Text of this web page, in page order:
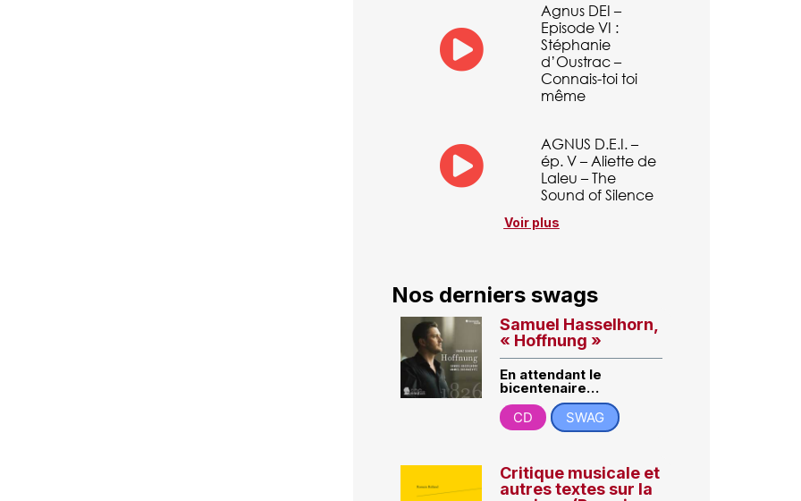
Agnus DEI –
Episode VI :
Stéphanie
d’Oustrac –
Connais-toi toi
même
AGNUS D.E.I. –
ép. V – Aliette de
Laleu – The
Sound of Silence
Voir plus
Nos derniers swags
Samuel Hasselhorn,
« Hoffnung »
En attendant le
bicentenaire…
CD
SWAG
Critique musicale et
autres textes sur la